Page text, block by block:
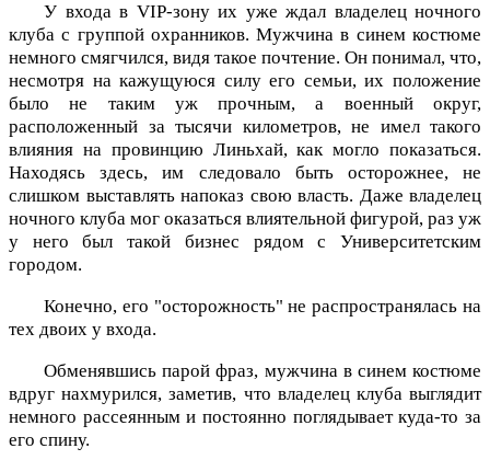
У входа в VIP-зону их уже ждал владелец ночного
клуба с группой охранников. Мужчина в синем костюме
немного смягчился, видя такое почтение. Он понимал, что,
несмотря на кажущуюся силу его семьи, их положение
было не таким уж прочным, а военный округ,
расположенный за тысячи километров, не имел такого
влияния на провинцию Линьхай, как могло показаться.
Находясь здесь, им следовало быть осторожнее, не
слишком выставлять напоказ свою власть. Даже владелец
ночного клуба мог оказаться влиятельной фигурой, раз уж
у него был такой бизнес рядом с Университетским
городом.
Конечно, его "осторожность" не распространялась на
тех двоих у входа.
Обменявшись парой фраз, мужчина в синем костюме
вдруг нахмурился, заметив, что владелец клуба выглядит
немного рассеянным и постоянно поглядывает куда-то за
его спину.